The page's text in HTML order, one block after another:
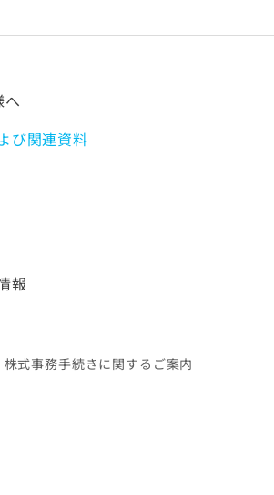
び関連資料
報
式事務手続きに関するご案内